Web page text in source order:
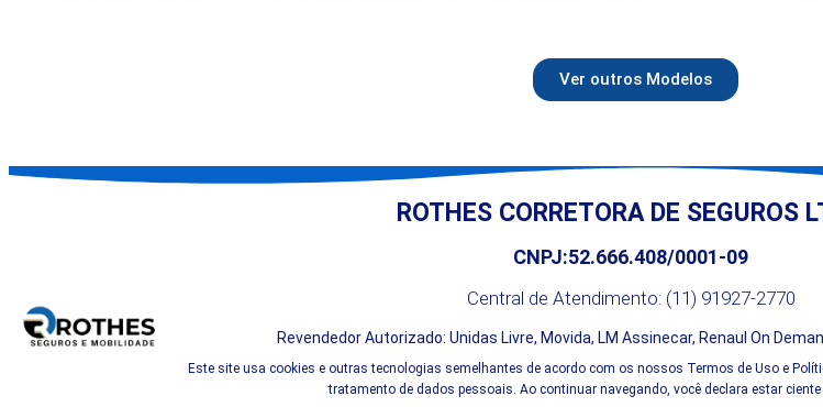
Ver outros Modelos
ROTHES CORRETORA DE SEGUROS
CNPJ:52.666.408/0001-09
Central de Atendimento: (11) 91927-2770
Revendedor Autorizado: Unidas Livre, Movida, LM Assinecar, Renaul On
Este site usa cookies e outras tecnologias semelhantes de acordo com os nossos Termos de Uso e
tratamento de dados pessoais. Ao continuar navegando, você declara estar